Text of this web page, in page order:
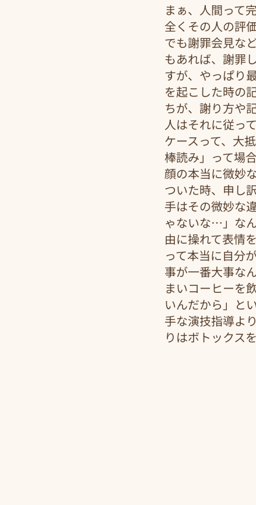
まぁ、人間って
全くその人の評
でも謝罪会見な
もあれば、謝罪
すが、やっぱり
を起こした時の
ちが、謝り方や
人はそれに従っ
ケースって、大
棒読み」って場
顔の本当に微妙
ついた時、申し
手はその微妙な
ゃないな…」な
由に操れて表情
って本当に自分
事が一番大事な
まいコーヒーを
いんだから」と
手な演技指導よ
りはボトックス